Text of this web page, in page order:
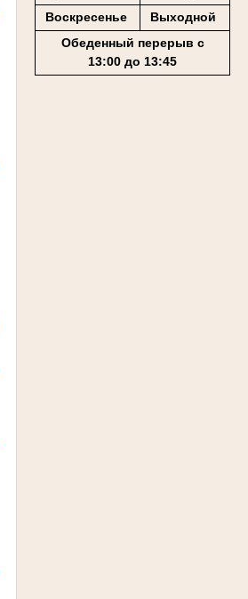
Воскресенье
Выходной
Обеденный перерыв с
13:00 до 13:45